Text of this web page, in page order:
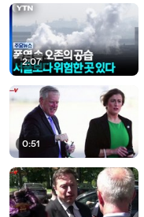
2:07
0:51